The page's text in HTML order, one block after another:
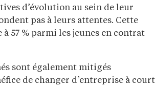
d’évolution au sein de leur
pas à leurs attentes. Cette
57 % parmi les jeunes en contrat
sont également mitigés
de changer d’entreprise à court